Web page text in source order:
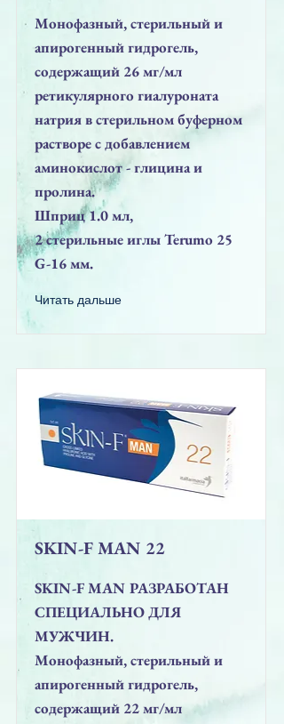
Монофазный, стерильный и
апирогенный гидрогель,
содержащий 26 мг/мл
ретикулярного гиалуроната
натрия в стерильном буферном
растворе с добавлением
аминокислот - глицина и
пролина.
Шприц 1.0 мл,
2 стерильные иглы Terumo 25
G-16 мм.
Читать дальше
SKIN-F MAN 22
SKIN-F MAN РАЗРАБОТАН
СПЕЦИАЛЬНО ДЛЯ
МУЖЧИН.
Монофазный, стерильный и
апирогенный гидрогель,
содержащий 22 мг/мл